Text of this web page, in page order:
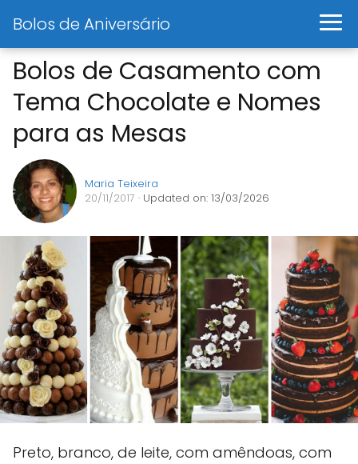
Bolos de Aniversário
Bolos de Casamento com
Tema Chocolate e Nomes
para as Mesas
Maria Teixeira
20/11/2017 · Updated on: 13/03/2026
Preto, branco, de leite, com amêndoas, com